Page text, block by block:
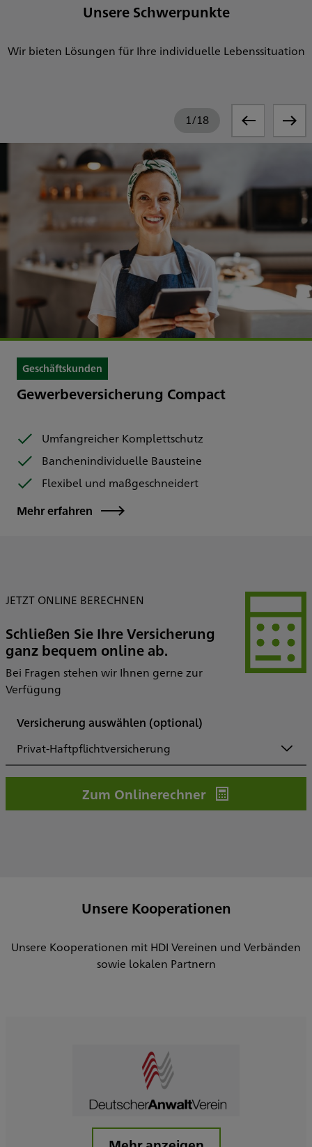
Unsere Schwerpunkte
Wir bieten Lösungen für Ihre individuelle Lebenssituation
1/18
Geschäftskunden
Gewerbeversicherung Compact
Umfangreicher Komplettschutz
Banchenindividuelle Bausteine
Flexibel und maßgeschneidert
Mehr erfahren
JETZT ONLINE BERECHNEN
Schließen Sie Ihre Versicherung
ganz bequem online ab.
Bei Fragen stehen wir Ihnen gerne zur
Verfügung
Versicherung auswählen (optional)
Privat-Haftpflichtversicherung
Zum Onlinerechner
Unsere Kooperationen
Unsere Kooperationen mit HDI Vereinen und Verbänden
sowie lokalen Partnern